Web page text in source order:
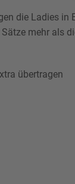
die Ladies
mehr als
übertragen